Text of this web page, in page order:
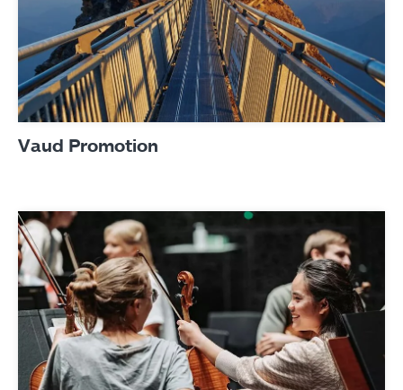
Vaud Promotion